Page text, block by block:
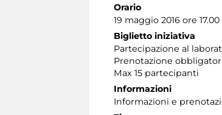
Orario
19 maggio 2016 ore
Biglietto iniziativa
Partecipazione al
Prenotazione
Max 15 partecipanti
Informazioni
Informazioni e